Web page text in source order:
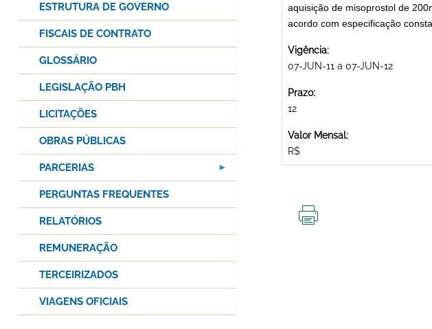
aquisição de misoprostol de
acordo com especificação
Vigência:
07-JUN-11 a 07-JUN-12
Prazo:
12
Valor Mensal:
R$
ESTRUTURA DE GOVERNO
FISCAIS DE CONTRATO
GLOSSÁRIO
LEGISLAÇÃO PBH
LICITAÇÕES
OBRAS PÚBLICAS
PARCERIAS
PERGUNTAS FREQUENTES
RELATÓRIOS
REMUNERAÇÃO
TERCEIRIZADOS
VIAGENS OFICIAIS